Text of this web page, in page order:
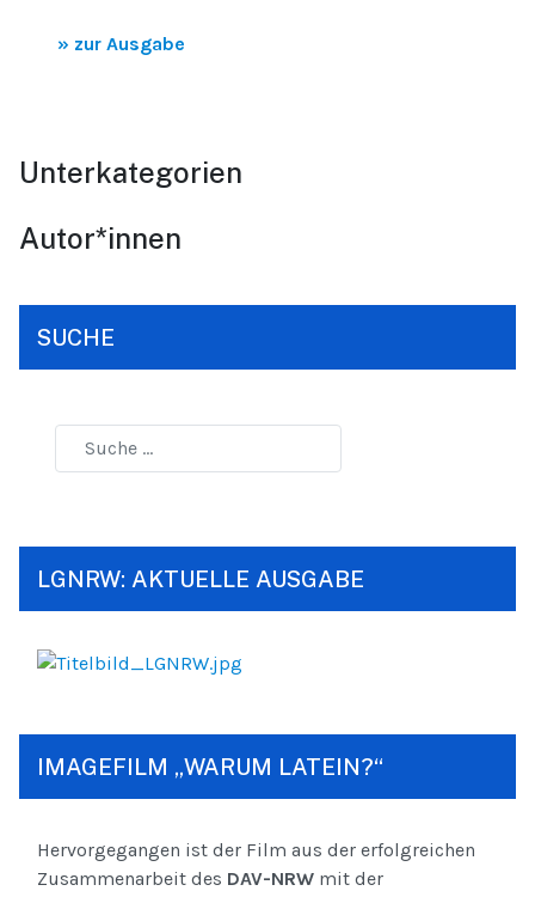
» zur Ausgabe
Unterkategorien
Autor*innen
SUCHE
LGNRW: AKTUELLE AUSGABE
IMAGEFILM „WARUM LATEIN?“
Hervorgegangen ist der Film aus der erfolgreichen
Zusammenarbeit des DAV-NRW mit der